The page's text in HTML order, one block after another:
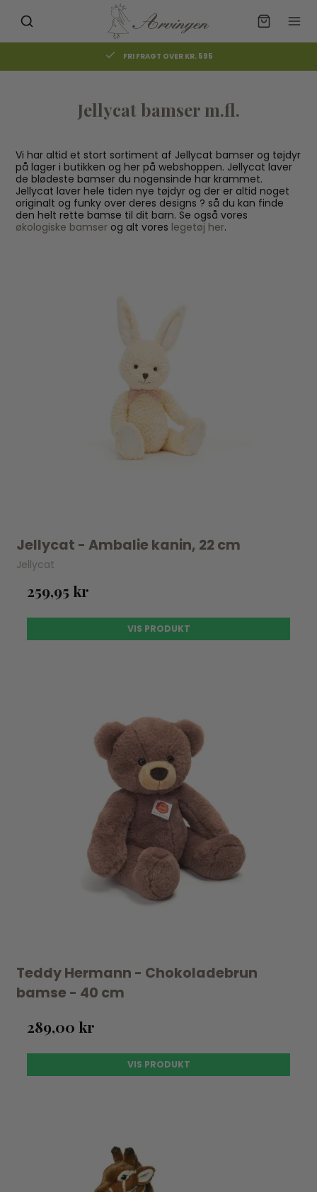
FRI FRAGT OVER KR. 595
Jellycat bamser m.fl.
Vi har altid et stort sortiment af Jellycat bamser og tøjdyr
på lager i butikken og her på webshoppen. Jellycat laver
de blødeste bamser du nogensinde har krammet.
Jellycat laver hele tiden nye tøjdyr og der er altid noget
originalt og funky over deres designs ? så du kan finde
den helt rette bamse til dit barn. Se også vores
økologiske bamser og alt vores legetøj her.
Jellycat - Ambalie kanin, 22 cm
Jellycat
259,95 kr
VIS PRODUKT
Teddy Hermann - Chokoladebrun
bamse - 40 cm
289,00 kr
VIS PRODUKT